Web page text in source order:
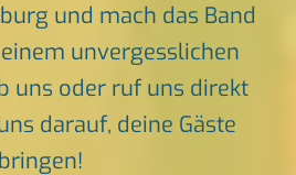
und mach das Band
unvergesslichen
uns oder ruf uns direkt
darauf, deine Gäste